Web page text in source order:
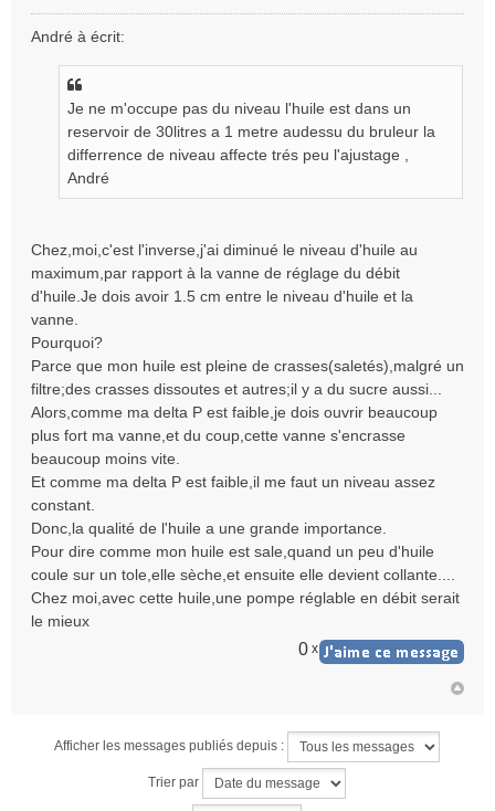
s
André à écrit:
Je ne m'occupe pas du niveau l'huile est dans un
reservoir de 30litres a 1 metre audessu du bruleur la
differrence de niveau affecte trés peu l'ajustage ,
André
Chez,moi,c'est l'inverse,j'ai diminué le niveau d'huile au
maximum,par rapport à la vanne de réglage du débit
d'huile.Je dois avoir 1.5 cm entre le niveau d'huile et la
vanne.
Pourquoi?
Parce que mon huile est pleine de crasses(saletés),malgré un
filtre;des crasses dissoutes et autres;il y a du sucre aussi...
Alors,comme ma delta P est faible,je dois ouvrir beaucoup
plus fort ma vanne,et du coup,cette vanne s'encrasse
beaucoup moins vite.
Et comme ma delta P est faible,il me faut un niveau assez
constant.
Donc,la qualité de l'huile a une grande importance.
Pour dire comme mon huile est sale,quand un peu d'huile
coule sur un tole,elle sèche,et ensuite elle devient collante....
Chez moi,avec cette huile,une pompe réglable en débit serait
le mieux
0 x
Afficher les messages publiés depuis :
Trier par